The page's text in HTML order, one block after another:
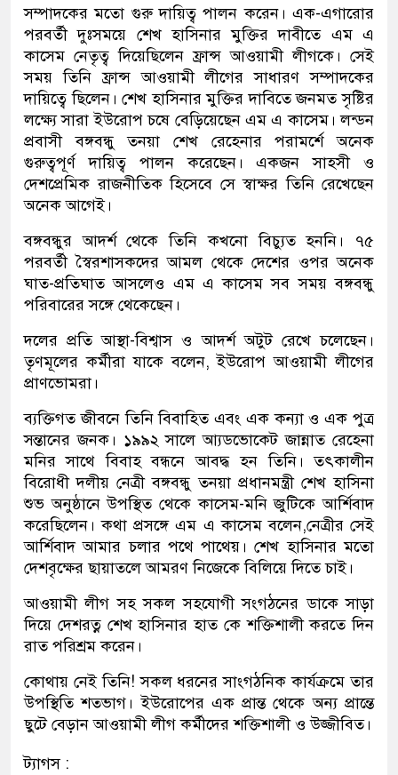
সম্পাদকের মতো গুরু দায়িত্ব পালন করেন। এক-এগারোর
পরবর্তী দুঃসময়ে শেখ হাসিনার মুক্তির দাবীতে এম এ
কাসেম নেতৃত্ব দিয়েছিলেন ফ্রান্স আওয়ামী লীগকে। সেই
সময় তিনি ফ্রান্স আওয়ামী লীগের সাধারণ সম্পাদকের
দায়িত্বে ছিলেন। শেখ হাসিনার মুক্তির দাবিতে জনমত সৃষ্টির
লক্ষ্যে সারা ইউরোপ চষে বেড়িয়েছেন এম এ কাসেম। লন্ডন
প্রবাসী বঙ্গবন্ধু তনয়া শেখ রেহেনার পরামর্শে অনেক
গুরুত্বপূর্ণ দায়িত্ব পালন করেছেন। একজন সাহসী ও
দেশপ্রেমিক রাজনীতিক হিসেবে সে স্বাক্ষর তিনি রেখেছেন
অনেক আগেই।
বঙ্গবন্ধুর আদর্শ থেকে তিনি কখনো বিচ্যুত হননি। ৭৫
পরবর্তী স্বৈরশাসকদের আমল থেকে দেশের ওপর অনেক
ঘাত-প্রতিঘাত আসলেও এম এ কাসেম সব সময় বঙ্গবন্ধু
পরিবারের সঙ্গে থেকেছেন।
দলের প্রতি আস্থা-বিশ্বাস ও আদর্শ অটুট রেখে চলেছেন।
তৃণমূলের কর্মীরা যাকে বলেন, ইউরোপ আওয়ামী লীগের
প্রাণভোমরা।
ব্যক্তিগত জীবনে তিনি বিবাহিত এবং এক কন্যা ও এক পুত্র
সন্তানের জনক। ১৯৯২ সালে আ্যডভোকেট জান্নাত রেহেনা
মনির সাথে বিবাহ বন্ধনে আবদ্ধ হন তিনি। তৎকালীন
বিরোধী দলীয় নেত্রী বঙ্গবন্ধু তনয়া প্রধানমন্ত্রী শেখ হাসিনা
শুভ অনুষ্ঠানে উপস্থিত থেকে কাসেম-মনি জুটিকে আর্শিবাদ
করেছিলেন। কথা প্রসঙ্গে এম এ কাসেম বলেন,নেত্রীর সেই
আর্শিবাদ আমার চলার পথে পাথেয়। শেখ হাসিনার মতো
দেশবৃক্ষের ছায়াতলে আমরণ নিজেকে বিলিয়ে দিতে চাই।
আওয়ামী লীগ সহ সকল সহযোগী সংগঠনের ডাকে সাড়া
দিয়ে দেশরত্ন শেখ হাসিনার হাত কে শক্তিশালী করতে দিন
রাত পরিশ্রম করেন।
কোথায় নেই তিনি! সকল ধরনের সাংগঠনিক কার্যক্রমে তার
উপস্থিতি শতভাগ। ইউরোপের এক প্রান্ত থেকে অন্য প্রান্তে
ছুটে বেড়ান আওয়ামী লীগ কর্মীদের শক্তিশালী ও উজ্জীবিত।
ট্যাগস :